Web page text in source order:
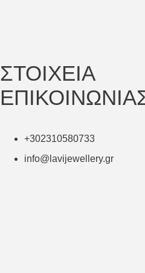
ΣΤΟΙΧΕΙΑ
+302310580733
info@lavijewellery.gr